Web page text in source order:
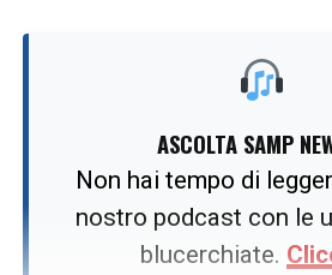
ASCOLTA SAMP
Non hai tempo di
nostro podcast con le
blucerchiate.